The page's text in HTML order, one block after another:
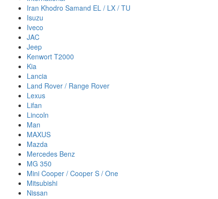
Iran Khodro Samand EL / LX / TU
Isuzu
Iveco
JAC
Jeep
Kenwort T2000
Kia
Lancia
Land Rover / Range Rover
Lexus
Lifan
Lincoln
Man
MAXUS
Mazda
Mercedes Benz
MG 350
Mini Cooper / Cooper S / One
Mitsubishi
Nissan